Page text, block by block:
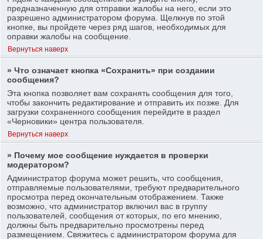
предназначенную для отправки жалобы на него, если это
разрешено администратором форума. Щелкнув по этой
кнопке, вы пройдете через ряд шагов, необходимых для
оправки жалобы на сообщение.
Вернуться наверх
» Что означает кнопка «Сохранить» при создании
сообщения?
Эта кнопка позволяет вам сохранять сообщения для того,
чтобы закончить редактирование и отправить их позже. Для
загрузки сохраненного сообщения перейдите в раздел
«Черновики» центра пользователя.
Вернуться наверх
» Почему мое сообщение нуждается в проверки
модератором?
Администратор форума может решить, что сообщения,
отправляемые пользователями, требуют предварительного
просмотра перед окончательным отображением. Также
возможно, что администратор включил вас в группу
пользователей, сообщения от которых, по его мнению,
должны быть предварительно просмотрены перед
размещением. Свяжитесь с администратором форума для